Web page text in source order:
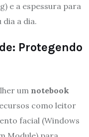
e a espessura para
dia a dia.
Protegendo
um notebook
como leitor
facial (Windows